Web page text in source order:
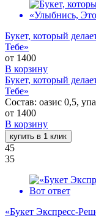
Букет, который
Тебе»
от 1400
В корзину
Букет, который
Тебе»
Состав: оазис 0,5,
от 1400
В корзину
купить в 1 клик
45
35
«Букет Экспресс-